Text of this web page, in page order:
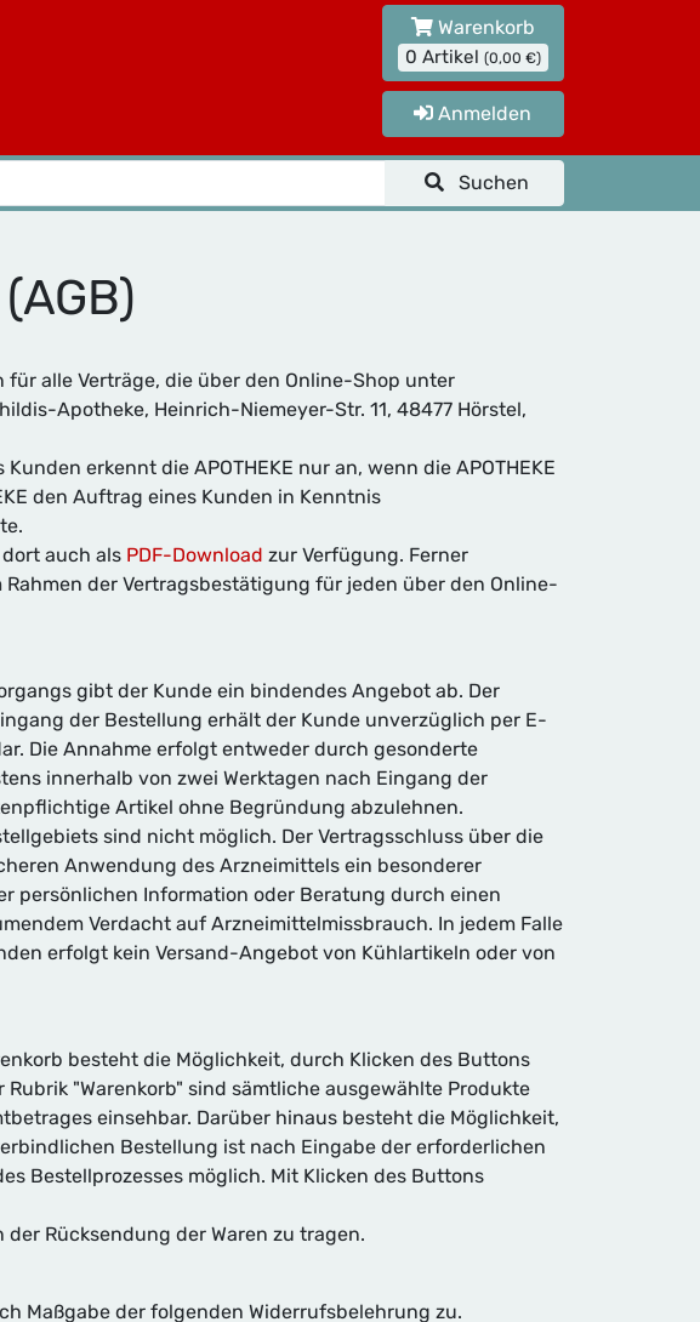
Warenkorb
0 Artikel (0,00 €)
Anmelden
Suchen
alle Verträge, die über den Online-Shop unter
Apotheke, Heinrich-Niemeyer-Str. 11, 48477 Hörstel,
erkennt die APOTHEKE nur an, wenn die APOTHEKE
den Auftrag eines Kunden in Kenntnis
auch als PDF-Download zur Verfügung. Ferner
der Vertragsbestätigung für jeden über den Online-
gibt der Kunde ein bindendes Angebot ab. Der
der Bestellung erhält der Kunde unverzüglich per E-
Die Annahme erfolgt entweder durch gesonderte
innerhalb von zwei Werktagen nach Eingang der
Artikel ohne Begründung abzulehnen.
sind nicht möglich. Der Vertragsschluss über die
Anwendung des Arzneimittels ein besonderer
persönlichen Information oder Beratung durch einen
Verdacht auf Arzneimittelmissbrauch. In jedem Falle
erfolgt kein Versand-Angebot von Kühlartikeln oder von
besteht die Möglichkeit, durch Klicken des Buttons
"Warenkorb" sind sämtliche ausgewählte Produkte
einsehbar. Darüber hinaus besteht die Möglichkeit,
Bestellung ist nach Eingabe der erforderlichen
Bestellprozesses möglich. Mit Klicken des Buttons
Rücksendung der Waren zu tragen.
Maßgabe der folgenden Widerrufsbelehrung zu.